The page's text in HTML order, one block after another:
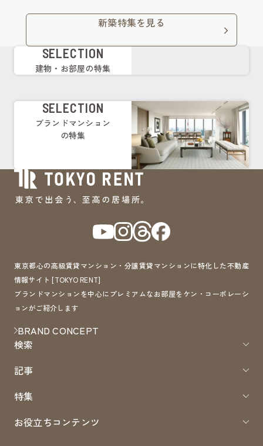
新築特集を見る
SELECTION
建物・お部屋の特集
SELECTION
ブランドマンション
の特集
東京都心の高級賃貸マンション・分譲賃貸マンションに特化した不動産
情報サイト [TOKYO RENT]
ブランドマンションを中心にプレミアムなお部屋をケン・コーポレーシ
ョンがご紹介します
BRAND CONCEPT
検索
記事
特集
お役立ちコンテンツ